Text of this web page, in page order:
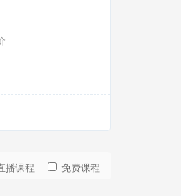
播课程 免费课程